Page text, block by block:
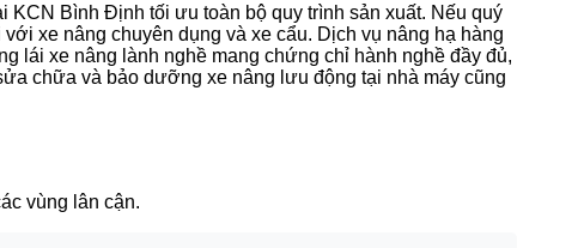
KCN Bình Định tối ưu toàn bộ quy trình sản xuất. Nếu quý
xe nâng chuyên dụng và xe cẩu. Dịch vụ nâng hạ hàng
lái xe nâng lành nghề mang chứng chỉ hành nghề đầy đủ,
chữa và bảo dưỡng xe nâng lưu động tại nhà máy cũng
vùng lân cận.